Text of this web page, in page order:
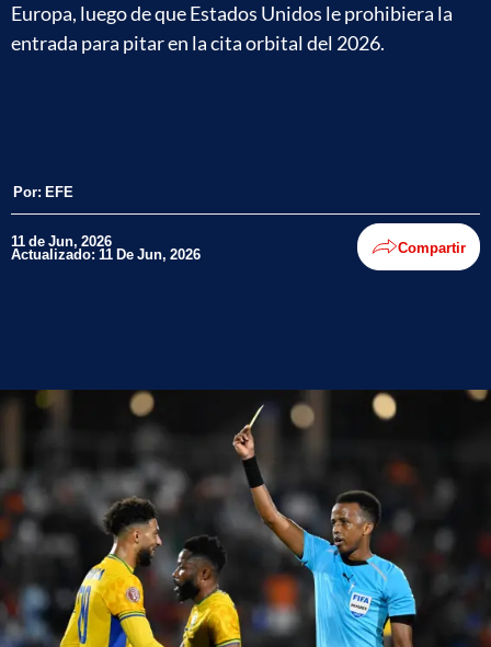
Europa, luego de que Estados Unidos le prohibiera la
entrada para pitar en la cita orbital del 2026.
Por: EFE
11 de Jun, 2026
Actualizado: 11 De Jun, 2026 Compartir